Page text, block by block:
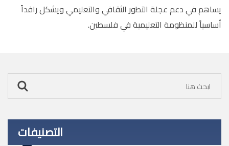
يساهم في دعم عجلة التطور الثقافي والتعليمي ويشكل رافداً
أساسياً للمنظومة التعليمية في فلسطين.
التصنيفات